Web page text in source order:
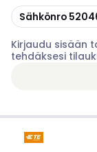
Kopioi
Sähkönro
Kirjaudu sisään
tehdäksesi